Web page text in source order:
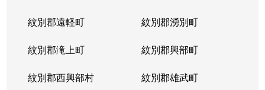
紋別郡遠軽町 紋別郡湧別町
紋別郡滝上町 紋別郡興部町
紋別郡西興部村 紋別郡雄武町